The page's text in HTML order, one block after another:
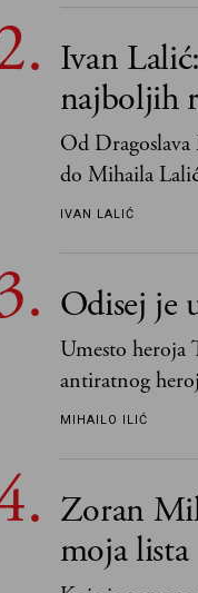
Ivan
najboljih
Od
do Mihaila
IVAN LALIĆ
Odisej je
Umesto heroja
antiratnog
učeći na njima,
MIHAILO ILIĆ
Zoran
moja